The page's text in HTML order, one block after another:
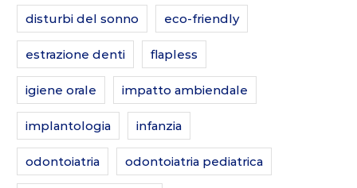
disturbi del sonno eco-friendly
estrazione denti flapless
igiene orale impatto ambiendale
implantologia infanzia
odontoiatria odontoiatria pediatrica